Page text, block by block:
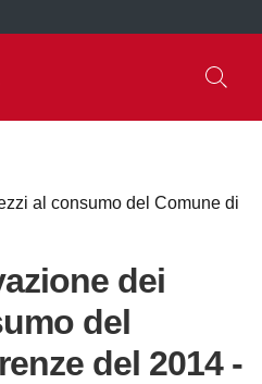
al consumo del Comune di
dei
del
del 2014 -